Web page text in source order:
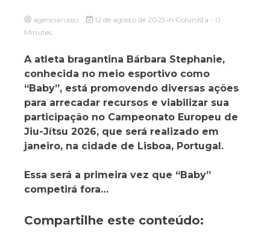
agenciarusso 12 de agosto de 2025 in Colunista - 0
Minutes
A atleta bragantina Bárbara Stephanie,
conhecida no meio esportivo como
“Baby”, está promovendo diversas ações
para arrecadar recursos e viabilizar sua
participação no Campeonato Europeu de
Jiu-Jítsu 2026, que será realizado em
janeiro, na cidade de Lisboa, Portugal.
Essa será a primeira vez que “Baby”
competirá fora…
Compartilhe este conteúdo: